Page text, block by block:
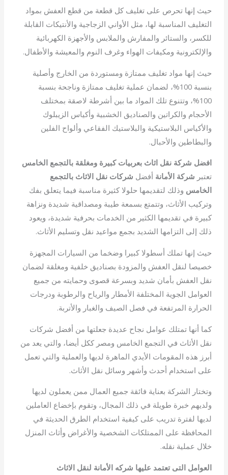
حيث إنها تحرص على تغليف كل قطعة من قطع العفش بمواد
التغليف المناسبة لها، مثل الأواني الزجاجية والأنتيكات القابلة
للكسر، والستائر والمفارش والملابس والأجهزة الكهربائية
والإلكترونية ومكيفات الهواء وغرف النوم والمعيشة والأطفال.
حيث إنها مواد تغليف ممتازة ومستوردة من الخارج وأصلية
بنسبة 100%، لضمان عملية تغليف ممتازة وناجحة بنسبة
100%، وتتنوع تلك المواد ما بين أشرطة لاصقة بمختلف
الأحجام والكراتين والصناديق الخشبية وأكياس الزيبلوك
والأكياس البلاستيكية والبلاستيك الفقاعي وألواح الفلين
والبطاطين والأحبال.
افضل شركة نقل اثاث بعربيات كبيرة ومغلقة بالتجمع الخامس
تعتبر شركة الأمانة أفضل شركات نقل الاثاث بالتجمع
الخامس وذلك لتقديمها حلولا كثيرة مناسبة فيما يتعلق بفك
وتركيب الأثاث، وتتمتع بسمعة طيبة ومصداقية شديدة ونزاهة
كبيرة في تقديمها الكثير من الخدمات بحرفية شديدة، ويعود
ذلك إلى التزامها الشديد بجمع مواعيد نقل وتسليم الأثاث.
حيث إنها تملك أسطولا كبيرا وضخما من السيارات المجهزة
خصيصا لنقل العفش والمزودة بصناديق خلفية ومغلقة لضمان
نقل العفش بأمان شديد وبسرعة قصوى وحمايته من جميع
العوامل الجوية المختلفة الأمطار والرياح والرطوبة ودرجات
الحرارة المرتفعة في فصل الصيف والغبار والأتربة.
كما أنها تمتلك عوامل نجاح عديدة جعلتها من أفضل شركات
نقل الأثاث في التجمع الخامس ومصر ككل أيضا، والتي يعد من
أبرز هذه المقومات الأيدي الماهرة لديها والعملية والتي تعمل
على استخدام أحدث وأشهر وسائل نقل الأثاث.
وتختار الشركة بعناية فائقة جميع العمال ممن يعملون لديها
ولديهم خبرة طويلة في ذلك المجال، وتقوم بإخضاع العاملين
لديها لفترة تدريب على كيفية استخدام الطرق الحديثة في
المحافظة على الممتلكات الشخصية والأغراض وأثاث المنزل
خلال عملية نقله.
العوامل التى تعتمد عليها شركه الأمانة لنقل الاثاث